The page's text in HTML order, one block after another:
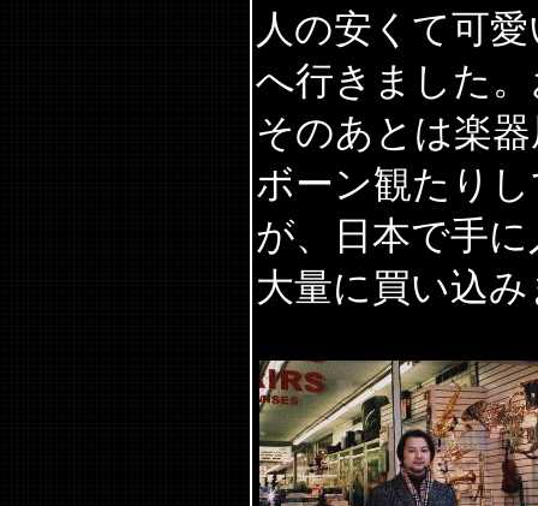
人の安くて可
へ行きました
そのあとは楽
ボーン観たり
が、日本で手
大量に買い込